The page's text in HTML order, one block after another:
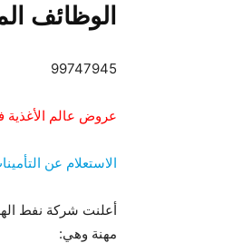
الوظائف
99747945
عروض عالم الأغذية
الاستعلام عن
أعلنت شركة نفط
مهنة وهي: